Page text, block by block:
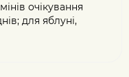
очікування
для яблуні,